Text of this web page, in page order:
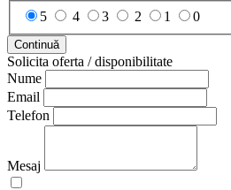
5
4 3 2 1 0
Continuă
Solicita oferta / disponibilitate
Nume
Email
Telefon
Mesaj